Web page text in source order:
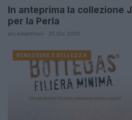
ABBIGLIAMENTO E OUTLET
In anteprima la collezione
per la Perla
alicemanfroni · 25 Dic 2010
BENESSERE E BELLEZZA